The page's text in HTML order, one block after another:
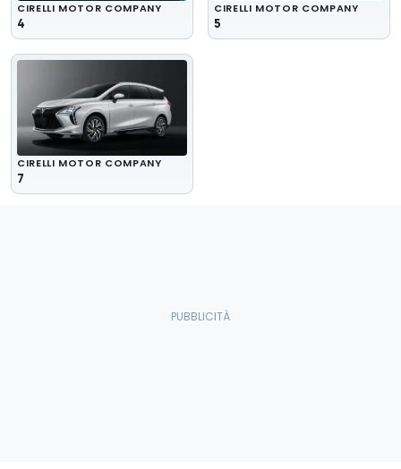
CIRELLI MOTOR COMPANY
4
CIRELLI MOTOR COMPANY
5
CIRELLI MOTOR COMPANY
7